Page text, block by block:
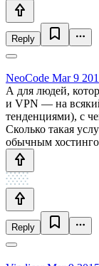
Reply
NeoCode Mar 9
А для людей,
и VPN — на
тенденциями), с
Сколько такая
обычным
Reply